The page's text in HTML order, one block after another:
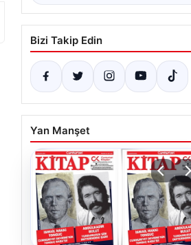
Bizi Takip Edin
Yan Manşet